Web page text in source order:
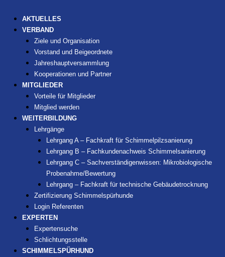
AKTUELLES
VERBAND
Ziele und Organisation
Vorstand und Beigeordnete
Jahreshauptversammlung
Kooperationen und Partner
MITGLIEDER
Vorteile für Mitglieder
Mitglied werden
WEITERBILDUNG
Lehrgänge
Lehrgang A – Fachkraft für Schimmelpilzsanierung
Lehrgang B – Fachkundenachweis Schimmelsanierung
Lehrgang C – Sachverständigenwissen: Mikrobiologische
Probenahme/Bewertung
Lehrgang – Fachkraft für technische Gebäudetrocknung
Zertifizierung Schimmelspürhunde
Login Referenten
EXPERTEN
Expertensuche
Schlichtungsstelle
SCHIMMELSPÜRHUND